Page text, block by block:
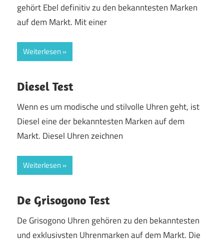
gehört Ebel definitiv zu den bekanntesten Marken
auf dem Markt. Mit einer
Weiterlesen
Diesel Test
Wenn es um modische und stilvolle Uhren geht, ist
Diesel eine der bekanntesten Marken auf dem
Markt. Diesel Uhren zeichnen
Weiterlesen
De Grisogono Test
De Grisogono Uhren gehören zu den bekanntesten
und exklusivsten Uhrenmarken auf dem Markt. Die